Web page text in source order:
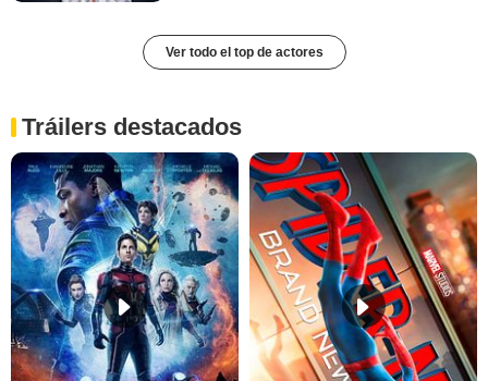
Ver todo el top de actores
Tráilers destacados